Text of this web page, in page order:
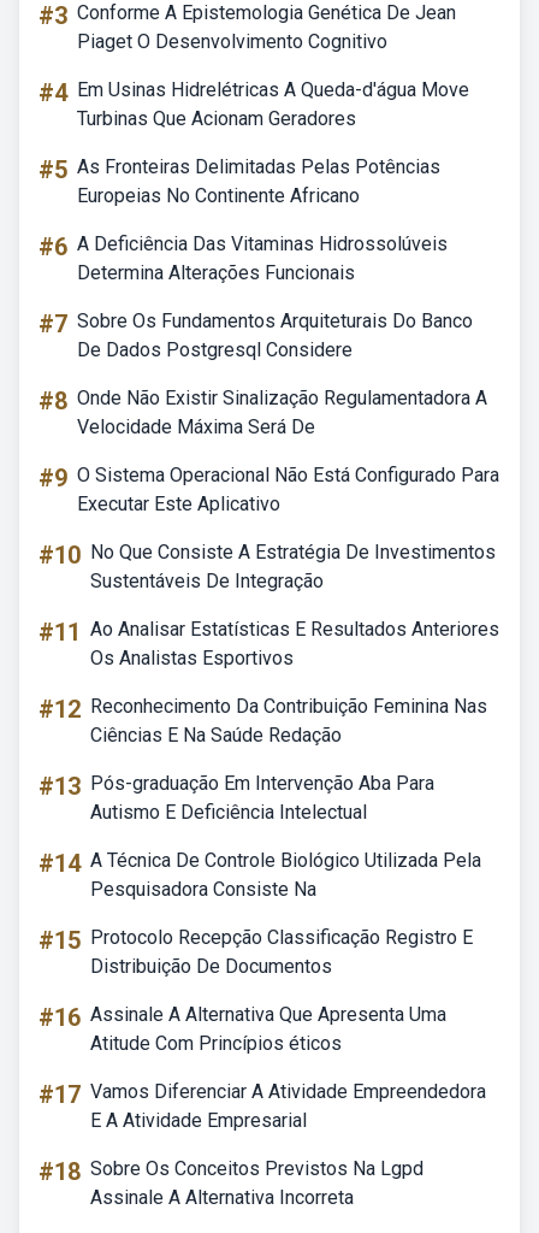
#3 Conforme A Epistemologia Genética De Jean
Piaget O Desenvolvimento Cognitivo
#4 Em Usinas Hidrelétricas A Queda-d'água Move
Turbinas Que Acionam Geradores
#5 As Fronteiras Delimitadas Pelas Potências
Europeias No Continente Africano
#6 A Deficiência Das Vitaminas Hidrossolúveis
Determina Alterações Funcionais
#7 Sobre Os Fundamentos Arquiteturais Do Banco
De Dados Postgresql Considere
#8 Onde Não Existir Sinalização Regulamentadora A
Velocidade Máxima Será De
#9 O Sistema Operacional Não Está Configurado Para
Executar Este Aplicativo
#10 No Que Consiste A Estratégia De Investimentos
Sustentáveis De Integração
#11 Ao Analisar Estatísticas E Resultados Anteriores
Os Analistas Esportivos
#12 Reconhecimento Da Contribuição Feminina Nas
Ciências E Na Saúde Redação
#13 Pós-graduação Em Intervenção Aba Para
Autismo E Deficiência Intelectual
#14 A Técnica De Controle Biológico Utilizada Pela
Pesquisadora Consiste Na
#15 Protocolo Recepção Classificação Registro E
Distribuição De Documentos
#16 Assinale A Alternativa Que Apresenta Uma
Atitude Com Princípios éticos
#17 Vamos Diferenciar A Atividade Empreendedora
E A Atividade Empresarial
#18 Sobre Os Conceitos Previstos Na Lgpd
Assinale A Alternativa Incorreta